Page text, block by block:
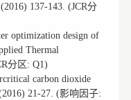
137-143. (JCR分
optimization design of
Thermal
分区: Q1)
carbon dioxide
21-27. (影响因子: